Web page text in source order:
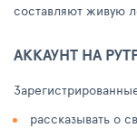
составляют живую
АККАУНТ НА
рассказывать о